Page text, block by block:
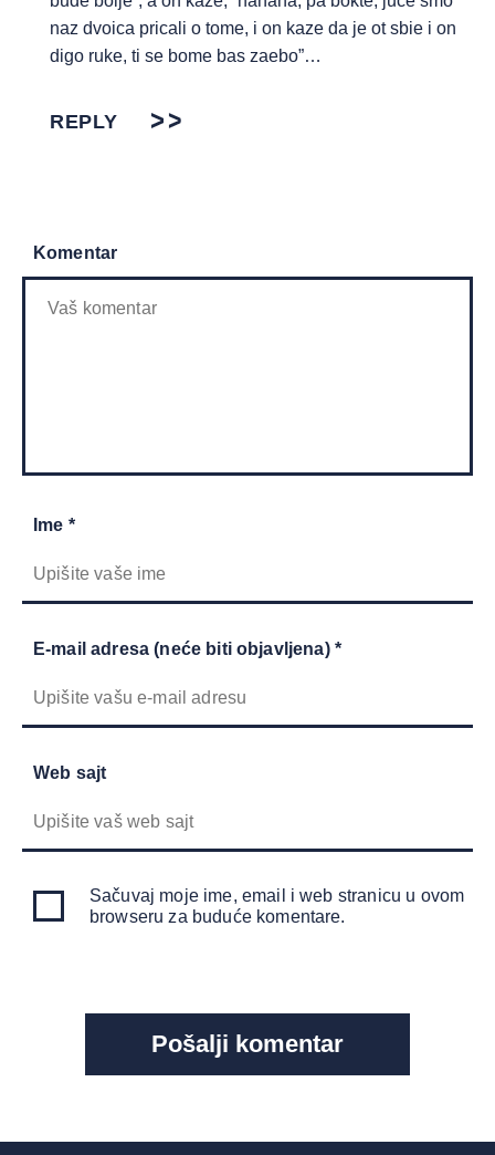
naz dvoica pricali o tome, i on kaze da je ot sbie i on
digo ruke, ti se bome bas zaebo”…
REPLY
Komentar
Ime *
E-mail adresa (neće biti objavljena) *
Web sajt
Sačuvaj moje ime, email i web stranicu u ovom
browseru za buduće komentare.